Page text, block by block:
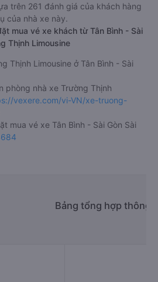
trên 261 đánh giá của khách hàng
của nhà xe này.
mua vé xe khách từ Tân Bình - Sài
Thịnh Limousine
Thịnh Limousine ở Tân Bình - Sài
phòng nhà xe Trường Thịnh
vexere.com/vi-VN/xe-truong-
mua vé xe Tân Bình - Sài Gòn Sài
Bảng tổng hợp thông